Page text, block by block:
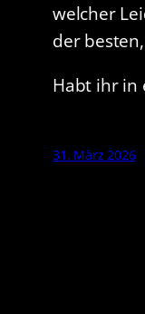
welcher
der
Habt ihr in
31. März 2026